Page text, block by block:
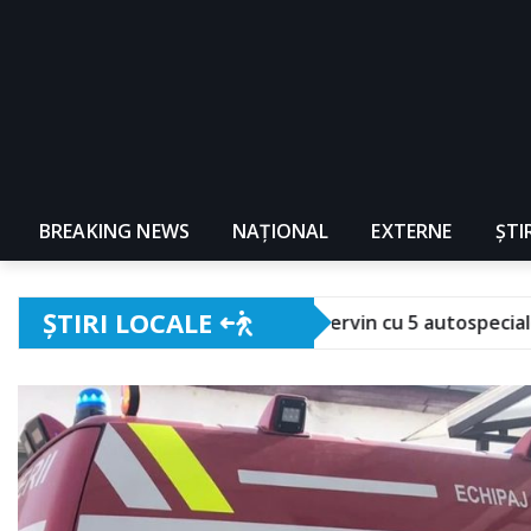
BREAKING NEWS NAŢIONAL EXTERNE
ȘTIRI LOCALE
Pompierii intervin cu 5 autospeciale!